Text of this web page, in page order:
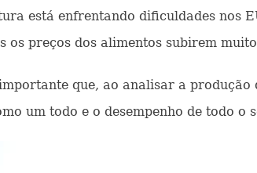
está enfrentando dificuldades nos
os preços dos alimentos subirem
que, ao analisar a
um todo e o desempenho de todo o